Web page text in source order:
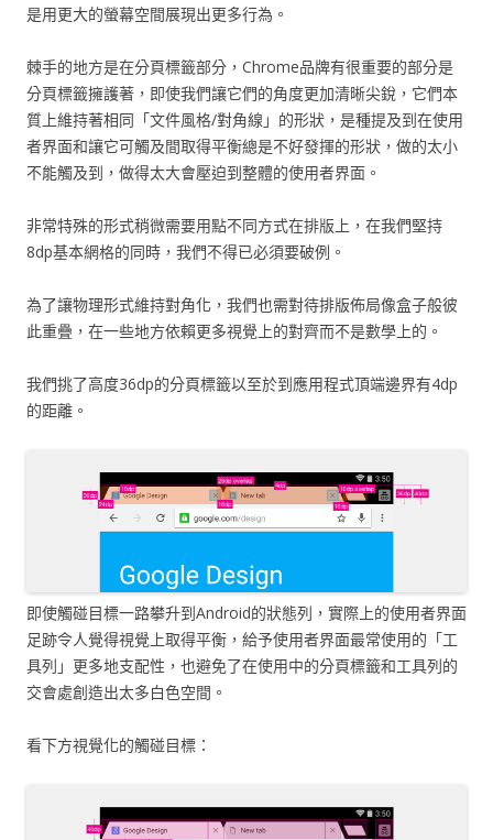
是用更大的螢幕空間展現出更多行為。
棘手的地方是在分頁標籤部分，Chrome品牌有很重要的部分是
分頁標籤擁護著，即使我們讓它們的角度更加清晰尖銳，它們本
質上維持著相同「文件風格/對角線」的形狀，是種提及到在使用
者界面和讓它可觸及間取得平衡總是不好發揮的形狀，做的太小
不能觸及到，做得太大會壓迫到整體的使用者界面。
非常特殊的形式稍微需要用點不同方式在排版上，在我們堅持
8dp基本網格的同時，我們不得已必須要破例。
為了讓物理形式維持對角化，我們也需對待排版佈局像盒子般彼
此重疊，在一些地方依賴更多視覺上的對齊而不是數學上的。
我們挑了高度36dp的分頁標籤以至於到應用程式頂端邊界有4dp
的距離。
即使觸碰目標一路攀升到Android的狀態列，實際上的使用者界面
足跡令人覺得視覺上取得平衡，給予使用者界面最常使用的「工
具列」更多地支配性，也避免了在使用中的分頁標籤和工具列的
交會處創造出太多白色空間。
看下方視覺化的觸碰目標：